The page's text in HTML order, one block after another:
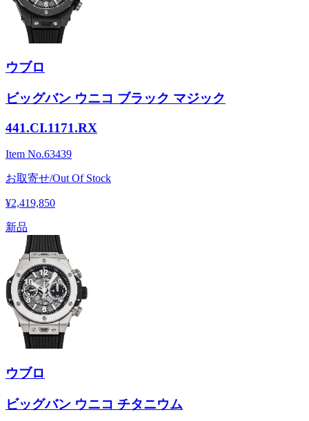
ウブロ
ビッグバン ウニコ ブラック マジック
441.CI.1171.RX
Item No.63439
お取寄せ/Out Of Stock
¥2,419,850
新品
ウブロ
ビッグバン ウニコ チタニウム